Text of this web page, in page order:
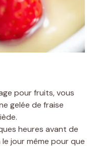
pour fruits, vous
gelée de fraise
heures avant de
jour même pour que